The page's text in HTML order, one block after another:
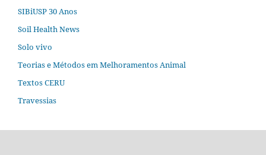
SIBiUSP 30 Anos
Soil Health News
Solo vivo
Teorias e Métodos em Melhoramentos Animal
Textos CERU
Travessias